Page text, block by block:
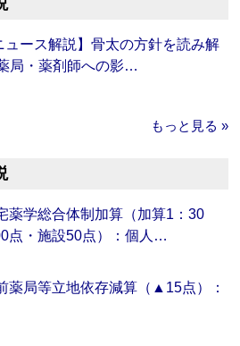
ュース解説】骨太の方針を読み解
局・薬剤師への影…
もっと見る »
薬学総合体制加算（加算1：30
点・施設50点）：個人…
薬局等立地依存減算（▲15点）：